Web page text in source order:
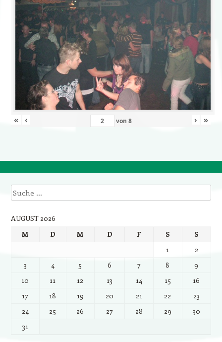
« ‹ von 8 › »
Suche
AUGUST 2026
M
D M D F S
S
1
2
3
4 5 6 7 8
9
10
11 12 13 14 15
16
17
18 19 20 21 22
23
24
25 26 27 28 29
30
31